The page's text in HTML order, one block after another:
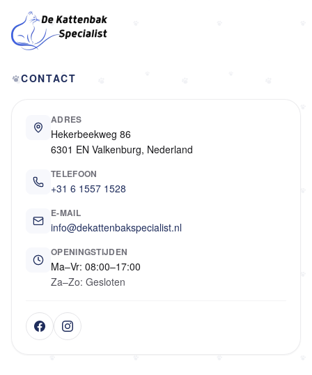
CONTACT
ADRES
Hekerbeekweg 86
6301 EN Valkenburg, Nederland
TELEFOON
+31 6 1557 1528
E-MAIL
info@dekattenbakspecialist.nl
OPENINGSTIJDEN
Ma–Vr: 08:00–17:00
Za–Zo: Gesloten